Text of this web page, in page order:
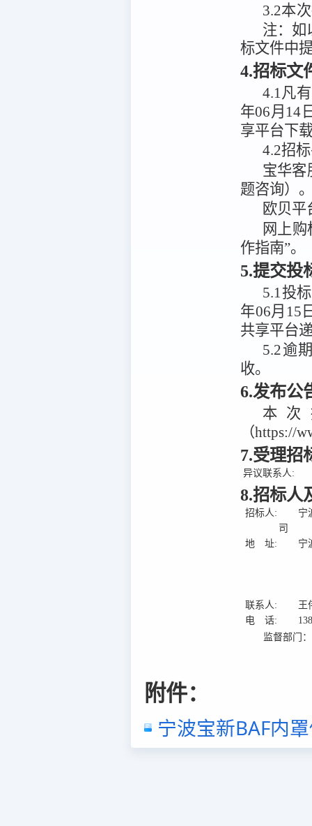
3.2本
注： 如
标文件中
4.招标文
4.1 凡
年06月14
享平台下
4.2招
宝华客
题咨询）
欧贝平
网上
作指南”。
5.提交投
5.1 投
年06月15
共享平台
5.2逾
收。
6.发布公
本
（https://
7.受理招
异议联系人:
8.招标人
招标人:
宁
司
地 址:
宁
联系人:
王
电 话:
监督部门
附件：
宁波宝新BAF内